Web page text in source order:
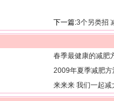
下一篇:3个另类招
春季最健康的减肥
2009年夏季减肥
来来来 我们一起减